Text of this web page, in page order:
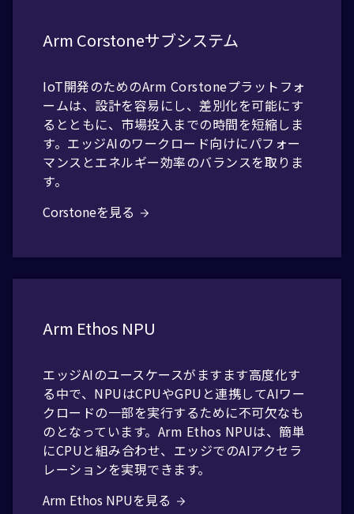
Arm Corstoneサブシステム
IoT開発のためのArm Corstoneプラットフォ
ームは、設計を容易にし、差別化を可能にす
るとともに、市場投入までの時間を短縮しま
す。エッジAIのワークロード向けにパフォー
マンスとエネルギー効率のバランスを取りま
す。
Corstoneを見る
Arm Ethos NPU
エッジAIのユースケースがますます高度化す
る中で、NPUはCPUやGPUと連携してAIワー
クロードの一部を実行するために不可欠なも
のとなっています。Arm Ethos NPUは、簡単
にCPUと組み合わせ、エッジでのAIアクセラ
レーションを実現できます。
Arm Ethos NPUを見る